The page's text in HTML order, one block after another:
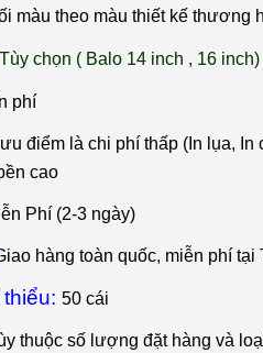
màu theo màu thiết kế thương
Tùy chọn ( Balo 14 inch , 16 inch)
phí
điểm là chi phí thấp (In lụa, In
cao
Phí (2-3 ngày)
hàng toàn quốc, miễn phí tại
50cái
thuộc số lượng đặt hàng và